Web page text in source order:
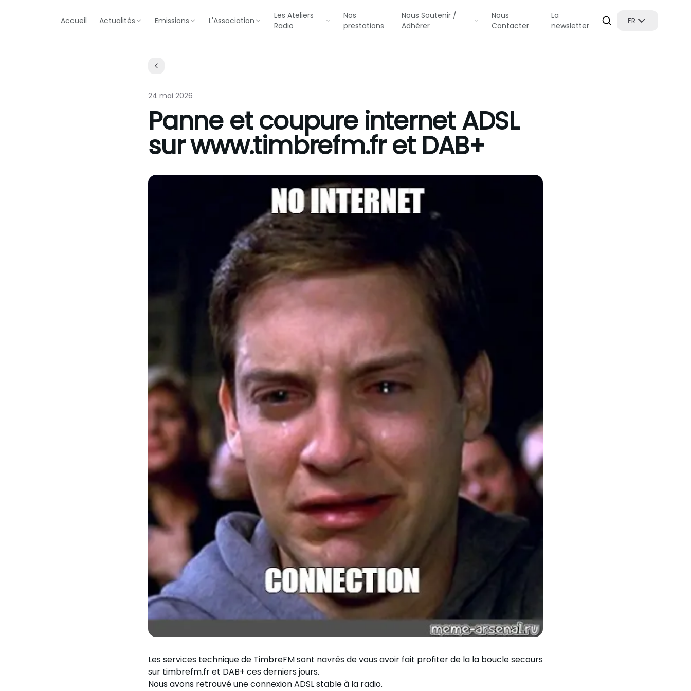
Accueil Actualités Emissions L'Association
Les Ateliers
Radio
Nos
prestations
Nous Soutenir /
Adhérer
Nous
Contacter
La
newsletter
FR
24 mai 2026
Panne et coupure internet ADSL
sur www.timbrefm.fr et DAB+
Les services technique de TimbreFM sont navrés de vous avoir fait profiter de la la boucle secours
sur timbrefm.fr et DAB+ ces derniers jours.
Nous avons retrouvé une connexion ADSL stable à la radio.